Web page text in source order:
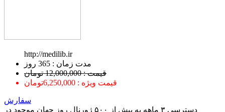
http://medilib.ir
ﻣﺪﺕ ﺯﻣﺎﻥ : 365 ﺭﻭﺯ
قیمت : 12,000,000 تومان
قیمت ویژه : 6,250,000تومان
سفارش
دسترسی ۳ ماهه به بیش از ۵۰۰ ژورنال روز جهان موجود در